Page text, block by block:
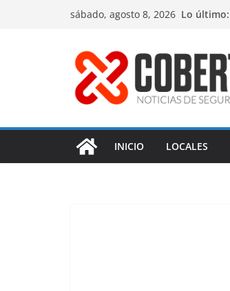
sábado, agosto 8, 2026 Lo último:
INICIO LOCALES